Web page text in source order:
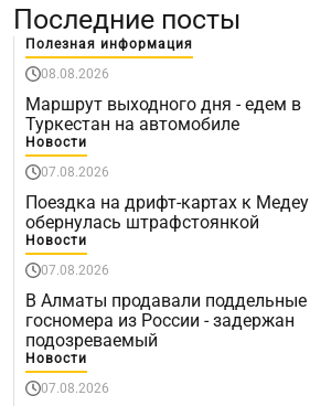
Последние посты
Полезная информация
08.08.2026
Маршрут выходного дня - едем в
Туркестан на автомобиле
Новости
07.08.2026
Поездка на дрифт-картах к Медеу
обернулась штрафстоянкой
Новости
07.08.2026
В Алматы продавали поддельные
госномера из России - задержан
подозреваемый
Новости
07.08.2026